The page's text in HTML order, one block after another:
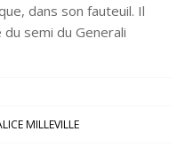
dans son fauteuil. Il
semi du Generali
MILLEVILLE